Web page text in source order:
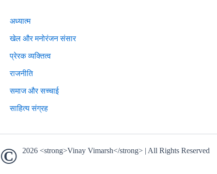
अध्यात्म
खेल और मनोरंजन संसार
प्रेरक व्यक्तित्व
राजनीति
समाज और सच्चाई
साहित्य संग्रह
© 2026 <strong>Vinay Vimarsh</strong> | All Rights Reserved